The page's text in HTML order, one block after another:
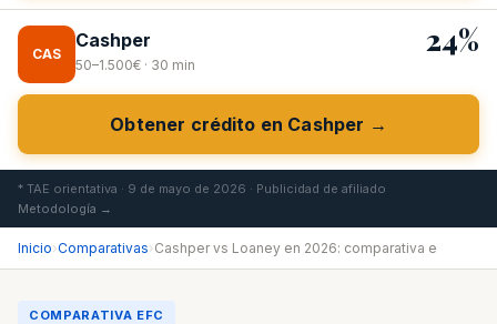
CAS
Cashper
50–1.500€ · 30 min
24%
Obtener crédito en Cashper →
* TAE orientativa · 9 de mayo de 2026 · Publicidad de afiliado
Metodología →
Inicio›Comparativas›Cashper vs Loaney en 2026: comparativa e
COMPARATIVA EFC